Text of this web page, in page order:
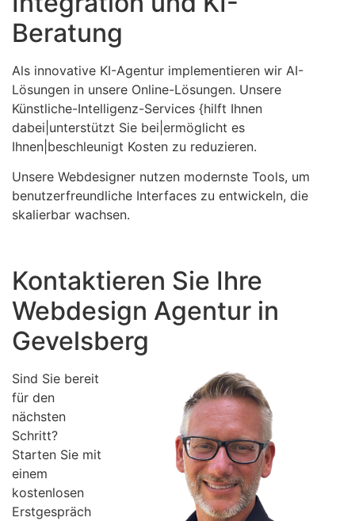
Beratung
Als innovative KI-Agentur implementieren wir AI-
Lösungen in unsere Online-Lösungen. Unsere
Künstliche-Intelligenz-Services {hilft Ihnen
dabei|unterstützt Sie bei|ermöglicht es
Ihnen|beschleunigt Kosten zu reduzieren.
Unsere Webdesigner nutzen modernste Tools, um
benutzerfreundliche Interfaces zu entwickeln, die
skalierbar wachsen.
Kontaktieren Sie Ihre
Webdesign Agentur in
Gevelsberg
Sind Sie bereit
für den
nächsten
Schritt?
Starten Sie mit
einem
kostenlosen
Erstgespräch